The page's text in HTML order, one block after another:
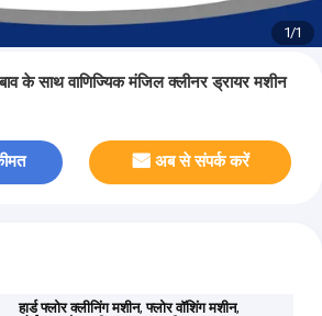
1/1
के साथ वाणिज्यिक मंजिल क्लीनर ड्रायर मशीन
अब से संपर्क करें
हार्ड फ्लोर क्लीनिंग मशीन,फ्लोर वॉशिंग मशीन,